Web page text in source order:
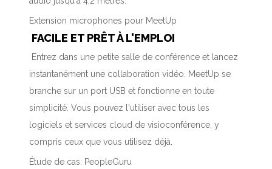
Extension microphones pour MeetUp
FACILE ET PRÊT À L'EMPLOI
Entrez dans une petite salle de conférence et lancez
instantanément une collaboration vidéo. MeetUp se
branche sur un port USB et fonctionne en toute
simplicité. Vous pouvez l'utiliser avec tous les
logiciels et services cloud de visioconférence, y
compris ceux que vous utilisez déjà.
Étude de cas: PeopleGuru